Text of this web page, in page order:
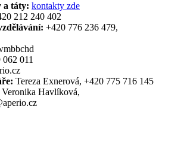
a táty: kontakty zde
212 240 402
+420 776 236 479,
011
Tereza Exnerová, +420 775 716 145
Veronika Havlíková,